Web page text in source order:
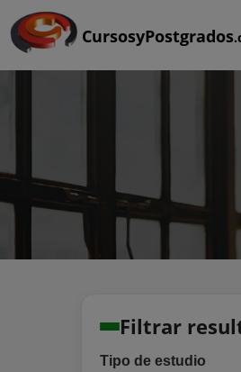
CursosyPostgrados
Filtrar
Tipo de estudio